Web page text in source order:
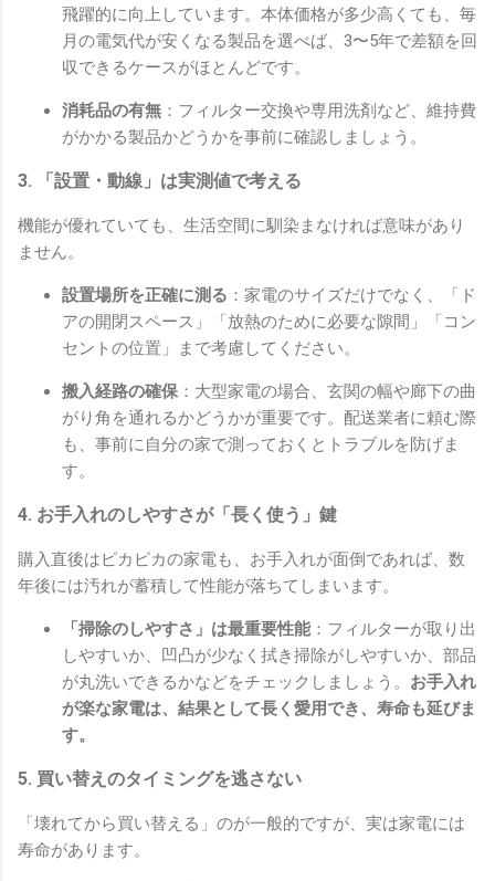
飛躍的に向上しています。本体価格が多少高くても、毎
月の電気代が安くなる製品を選べば、3〜5年で差額を回
収できるケースがほとんどです。
消耗品の有無 ：フィルター交換や専用洗剤など、維持費
がかかる製品かどうかを事前に確認しましょう。
3. 「設置・動線」は実測値で考える
機能が優れていても、生活空間に馴染まなければ意味があり
ません。
設置場所を正確に測る ：家電のサイズだけでなく、「ド
アの開閉スペース」「放熱のために必要な隙間」「コン
セントの位置」まで考慮してください。
搬入経路の確保 ：大型家電の場合、玄関の幅や廊下の曲
がり角を通れるかどうかが重要です。配送業者に頼む際
も、事前に自分の家で測っておくとトラブルを防げま
す。
4. お手入れのしやすさが「長く使う」鍵
購入直後はピカピカの家電も、お手入れが面倒であれば、数
年後には汚れが蓄積して性能が落ちてしまいます。
「掃除のしやすさ」は最重要性能 ：フィルターが取り出
しやすいか、凹凸が少なく拭き掃除がしやすいか、部品
が丸洗いできるかなどをチェックしましょう。 お手入れ
が楽な家電は、結果として長く愛用でき、寿命も延びま
す。
5. 買い替えのタイミングを逃さない
「壊れてから買い替える」のが一般的ですが、実は家電には
寿命があります。